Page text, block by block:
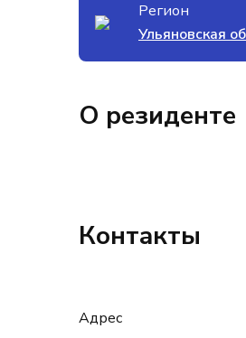
Регион
Ульяновская
О резиденте
Контакты
Адрес